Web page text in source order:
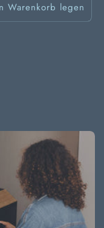
Warenkorb legen